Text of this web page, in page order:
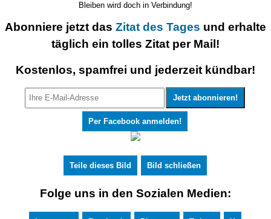
Bleiben wird doch in Verbindung!
Abonniere jetzt das Zitat des Tages und erhalte
täglich ein tolles Zitat per Mail!
Kostenlos, spamfrei und jederzeit kündbar!
Per Facebook anmelden!
Teile dieses Bild Bild schließen
Folge uns in den Sozialen Medien: